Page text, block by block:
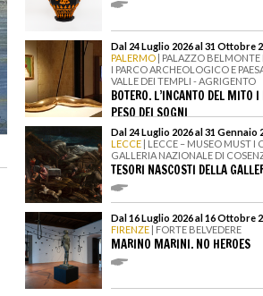
Dal 24 Luglio 2026 al 31 Ottobre
PALERMO | PALAZZO BELMONTE
I PARCO ARCHEOLOGICO E
VALLE DEI TEMPLI - AGRIGENTO
BOTERO. L’INCANTO DEL MITO
PESO DEI SOGNI
Dal 24 Luglio 2026 al 31 Gennaio
LECCE | LECCE – MUSEO MUST I
GALLERIA NAZIONALE DI
TESORI NASCOSTI DELLA
Dal 16 Luglio 2026 al 16 Ottobre
FIRENZE | FORTE BELVEDERE
MARINO MARINI. NO HEROES